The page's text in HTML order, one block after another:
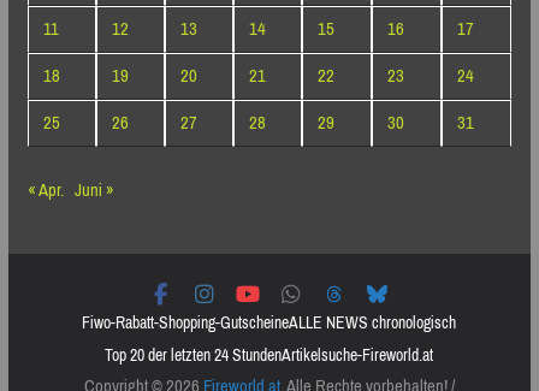
11
12 13 14 15 16
17
18
19 20 21 22 23
24
25
26 27 28 29 30
31
« Apr. Juni »
Fiwo-Rabatt-Shopping-GutscheineALLE NEWS chronologisch
Top 20 der letzten 24 StundenArtikelsuche-Fireworld.at